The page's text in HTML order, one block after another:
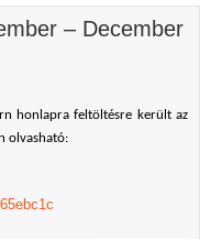
– December
honlapra feltöltésre került az
olvasható: